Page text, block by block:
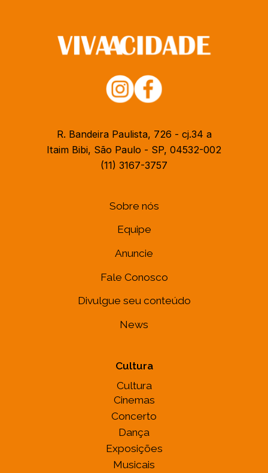
R. Bandeira Paulista, 726 - cj.34 a
Itaim Bibi, São Paulo - SP, 04532-002
(11) 3167-3757
Sobre nós
Equipe
Anuncie
Fale Conosco
Divulgue seu conteúdo
News
Cultura
Cultura
Cinemas
Concerto
Dança
Exposições
Musicais